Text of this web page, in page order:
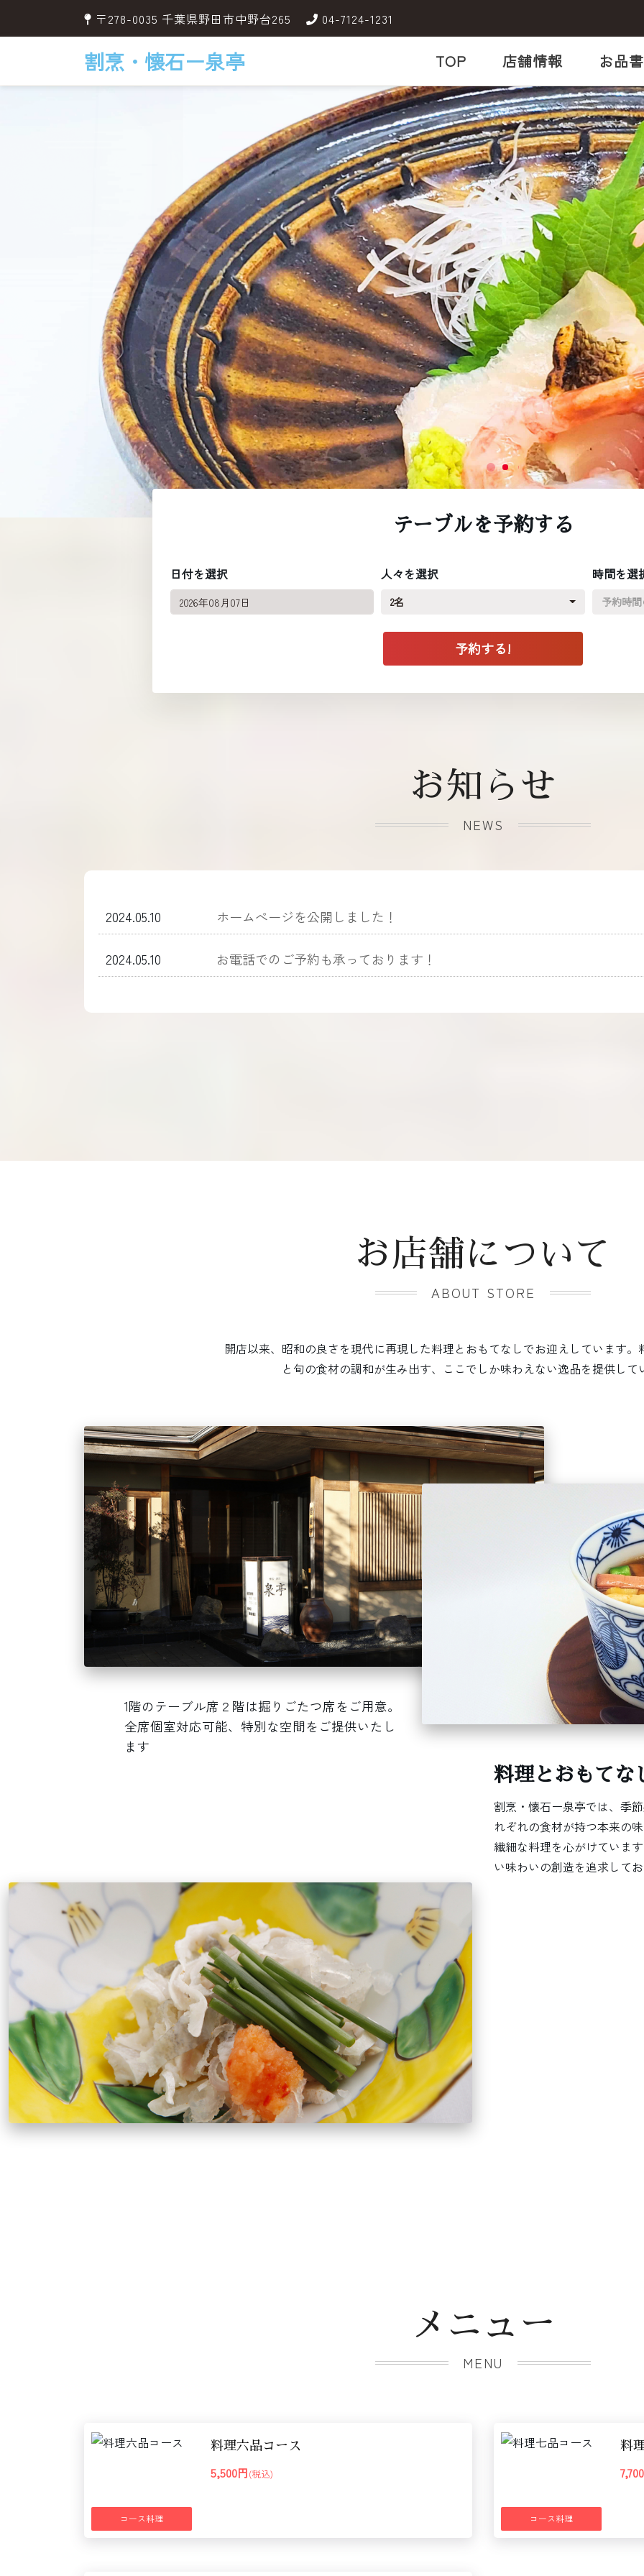
〒278-0035 千葉県野田市中野台265 04-7124-1231
割烹・懐石ー泉亭 TOP 店舗情報 お品
テーブルを予約する
日付を選択 人々を選択
2名
時間を選
予約時
お知らせ
NEWS
2024.05.10 ホームぺージを公開しました！
2024.05.10 お電話でのご予約も承っております！
お店舗について
ABOUT STORE
開店以来、昭和の良さを現代に再現した料理とおもてなしでお迎えしています。
と旬の食材の調和が生み出す、ここでしか味わえない逸品を提供して
1階のテーブル席２階は掘りごたつ席をご用意。
全席個室対応可能、特別な空間をご提供いたし
ます
料理とおもてな
割烹・懐石ー泉亭では、季
れぞれの食材が持つ本来の
繊細な料理を心がけていま
い味わいの創造を追求して
メニュー
MENU
コース料理
料理六品コース
5,500円(税込)
コース料理
料